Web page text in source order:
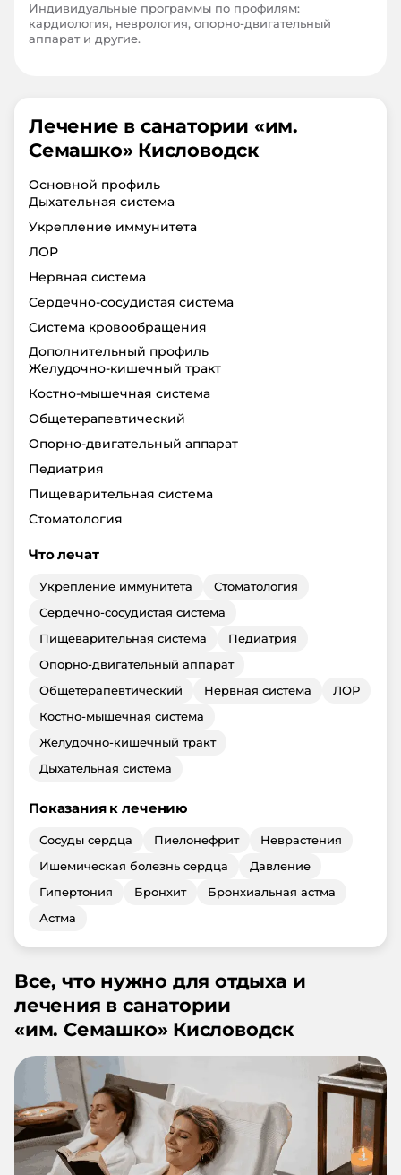
Индивидуальные программы по профилям:
кардиология, неврология, опорно-двигательный
аппарат и другие.
Лечение в санатории «им.
Семашко» Кисловодск
Основной профиль
Дыхательная система
Укрепление иммунитета
ЛОР
Нервная система
Сердечно-сосудистая система
Система кровообращения
Дополнительный профиль
Желудочно-кишечный тракт
Костно-мышечная система
Общетерапевтический
Опорно-двигательный аппарат
Педиатрия
Пищеварительная система
Стоматология
Что лечат
Укрепление иммунитета
Стоматология
Сердечно-сосудистая система
Пищеварительная система
Педиатрия
Опорно-двигательный аппарат
Общетерапевтический
Нервная система
ЛОР
Костно-мышечная система
Желудочно-кишечный тракт
Дыхательная система
Показания к лечению
Сосуды сердца Пиелонефрит
Неврастения
Ишемическая болезнь сердца
Давление
Гипертония
Бронхит
Бронхиальная астма
Астма
Все, что нужно для отдыха и
лечения в санатории
«им. Семашко» Кисловодск